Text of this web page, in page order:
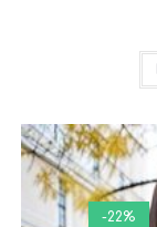
-22%